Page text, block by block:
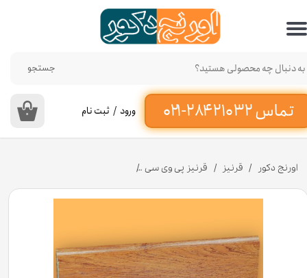
تماس ۳۲ ۲۱۰ ۲۸۴-۰۲۱‌
جستجو
۰ ورود / ثبت نام
حساب کاربری من
تغییر گذر واژه
سفارشات
خروج از حساب کاربری
اورنج دکور قرنیز قرنیز پی وی سی